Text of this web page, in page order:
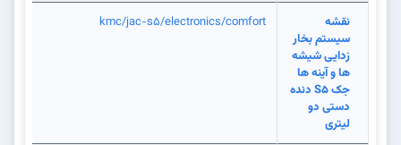
نقشه
سیستم بخار
زدایی شیشه
ها و آینه ها
جک S5 دنده
دستی دو
لیتری
kmc/jac-s5/electronics/comfort